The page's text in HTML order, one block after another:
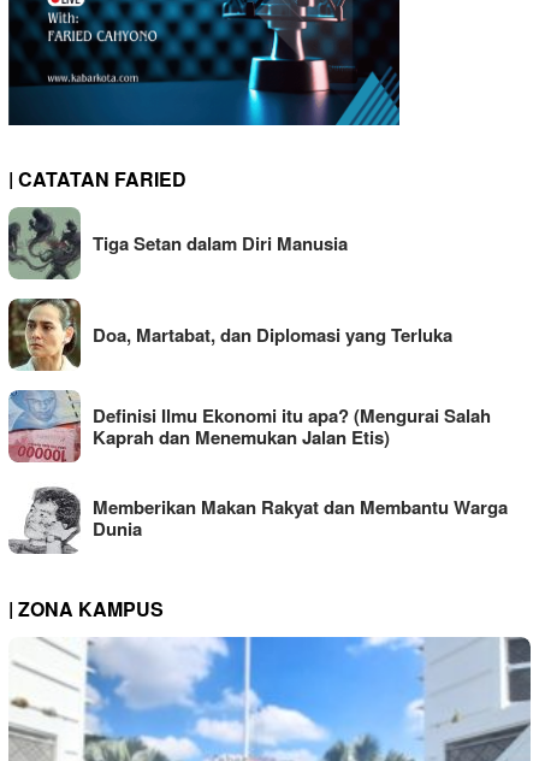
| CATATAN FARIED
Tiga Setan dalam Diri Manusia
Doa, Martabat, dan Diplomasi yang Terluka
Definisi Ilmu Ekonomi itu apa? (Mengurai Salah
Kaprah dan Menemukan Jalan Etis)
Memberikan Makan Rakyat dan Membantu Warga
Dunia
| ZONA KAMPUS